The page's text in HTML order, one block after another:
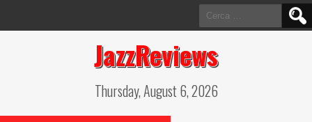
Ricerca
per:
JazzReviews
Thursday, August 6, 2026